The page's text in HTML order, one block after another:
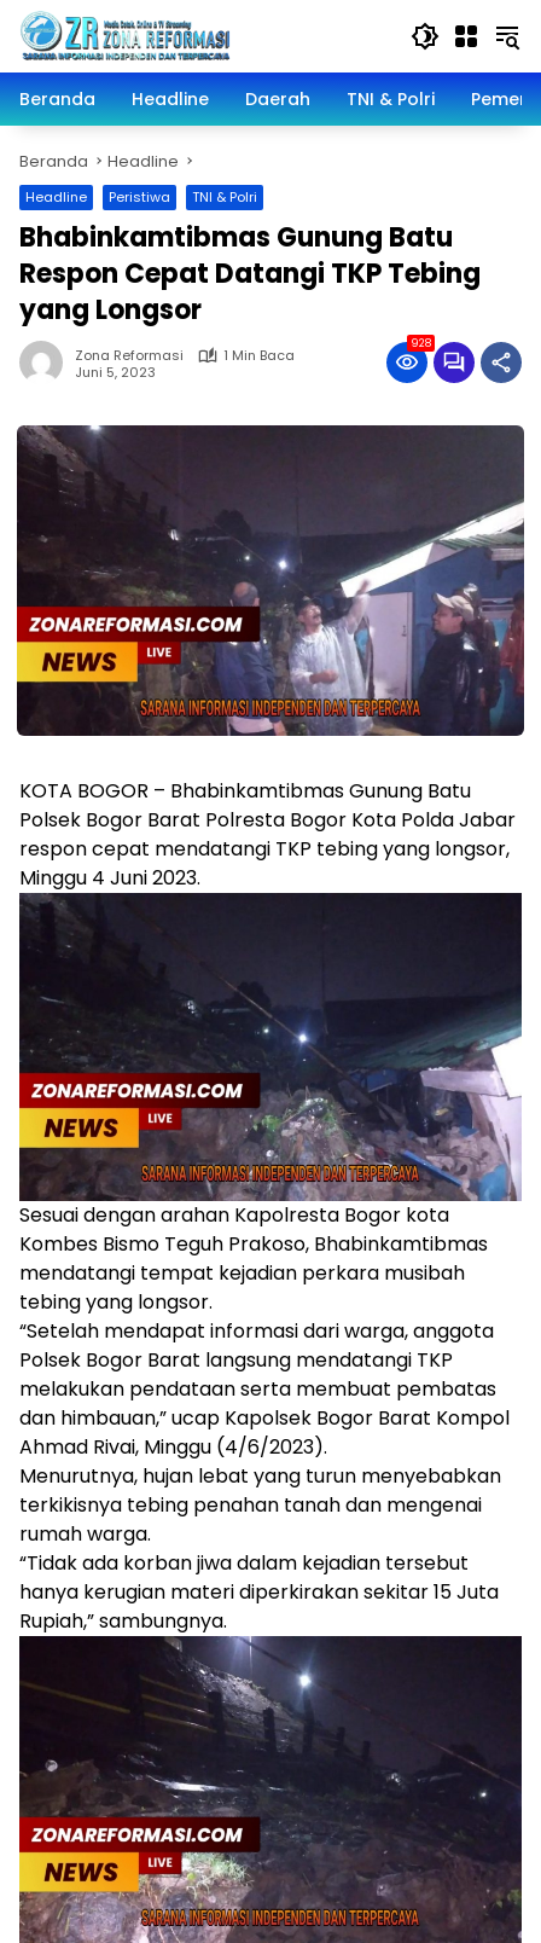
Langsung
konten
Beranda
Headline Daerah TNI & Polri
Beranda Headline
Headline Peristiwa TNI & Polri
Bhabinkamtibmas Gunung Batu
Respon Cepat Datangi TKP Tebing
yang Longsor
Zona Reformasi
1 Min Baca
Juni 5, 2023
928
KOTA BOGOR – Bhabinkamtibmas Gunung Batu
Polsek Bogor Barat Polresta Bogor Kota Polda Jabar
respon cepat mendatangi TKP tebing yang longsor,
Minggu 4 Juni 2023.
Sesuai dengan arahan Kapolresta Bogor kota
Kombes Bismo Teguh Prakoso, Bhabinkamtibmas
mendatangi tempat kejadian perkara musibah
tebing yang longsor.
“Setelah mendapat informasi dari warga, anggota
Polsek Bogor Barat langsung mendatangi TKP
melakukan pendataan serta membuat pembatas
dan himbauan,” ucap Kapolsek Bogor Barat Kompol
Ahmad Rivai, Minggu (4/6/2023).
Menurutnya, hujan lebat yang turun menyebabkan
terkikisnya tebing penahan tanah dan mengenai
rumah warga.
“Tidak ada korban jiwa dalam kejadian tersebut
hanya kerugian materi diperkirakan sekitar 15 Juta
Rupiah,” sambungnya.